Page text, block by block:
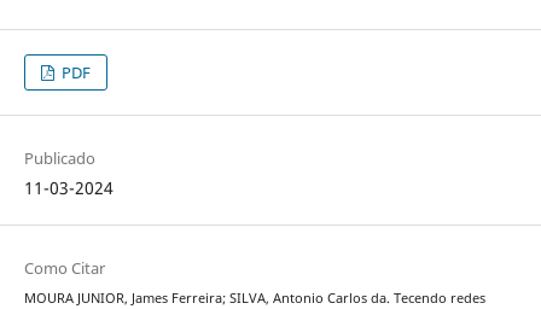
PDF
Publicado
11-03-2024
Como Citar
MOURA JUNIOR, James Ferreira; SILVA, Antonio Carlos da. Tecendo redes